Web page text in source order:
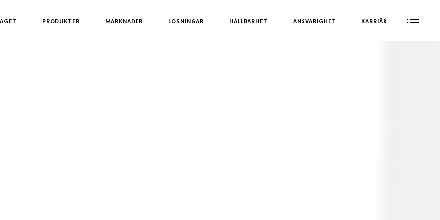
PRODUKTER MARKNADER LOSNINGAR HÅLLBARHET ANSVARIGHET KARRIÄR